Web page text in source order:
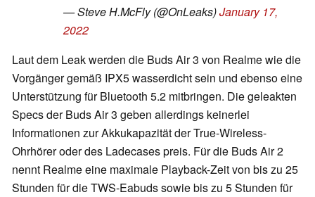
— Steve H.McFly (@OnLeaks)January 17,
2022
Laut dem Leak werden die Buds Air 3 von Realme wie die
Vorgänger gemäß IPX5 wasserdicht sein und ebenso eine
Unterstützung für Bluetooth 5.2 mitbringen. Die geleakten
Specs der Buds Air 3 geben allerdings keinerlei
Informationen zur Akkukapazität der True-Wireless-
Ohrhörer oder des Ladecases preis. Für die Buds Air 2
nennt Realme eine maximale Playback-Zeit von bis zu 25
Stunden für die TWS-Eabuds sowie bis zu 5 Stunden für